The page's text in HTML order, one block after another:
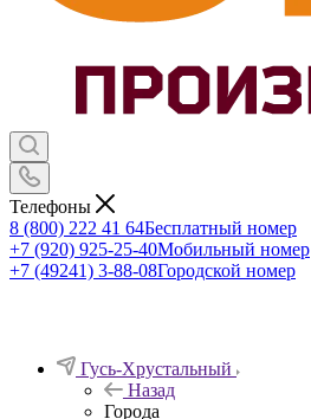
Телефоны
8 (800) 222 41 64Бесплатный номер
+7 (920) 925-25-40Мобильный номер
+7 (49241) 3-88-08Городской номер
Гусь-Хрустальный
Назад
Города